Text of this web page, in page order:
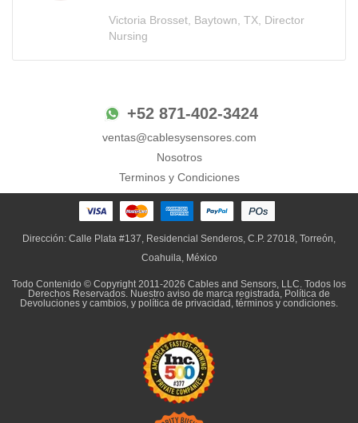
Victoria Brosset, Baytown, TX, Director
Nursing
+52 871-402-3424
ventas@cablesysensores.com
Nosotros
Terminos y Condiciones
Dirección: Calle Plata #137, Residencial Senderos, C.P. 27018, Torreón,
Coahuila, México
Todo Contenido © Copyright 2011-2026 Cables and Sensors, LLC. Todos los
Derechos Reservados. Nuestro aviso de marca registrada, Política de
Devoluciones y cambios, y política de privacidad, términos y condiciones.